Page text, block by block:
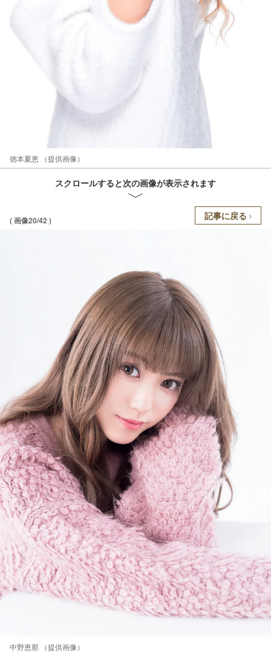
徳本夏恵 （提供画像）
スクロールすると次の画像が表示されます
( 画像20/42 ) 記事に戻る
中野恵那 （提供画像）